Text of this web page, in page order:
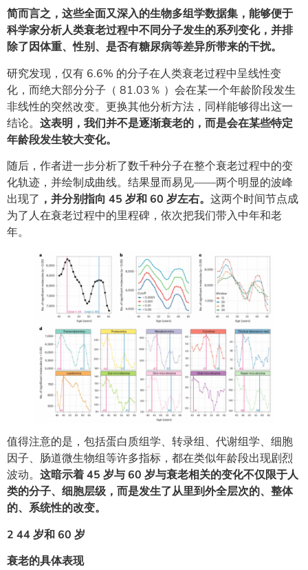
简而言之，这些全面又深入的生物多组学数据集，能够便于
科学家分析人类衰老过程中不同分子发生的系列变化，并排
除了因体重、性别、是否有糖尿病等差异所带来的干扰。
研究发现，仅有 6.6% 的分子在人类衰老过程中呈线性变
化，而绝大部分分子（ 81.03％ ）会在某一个年龄阶段发生
非线性的突然改变。更换其他分析方法，同样能够得出这一
结论。 这表明，我们并不是逐渐衰老的，而是会在某些特定
年龄段发生较大变化。
随后，作者进一步分析了数千种分子在整个衰老过程中的变
化轨迹，并绘制成曲线。结果显而易见——两个明显的波峰
出现了 ，并分别指向 45 岁和 60 岁左右。 这两个时间节点成
为了人在衰老过程中的里程碑，依次把我们带入中年和老
年。
值得注意的是，包括蛋白质组学、转录组、代谢组学、细胞
因子、肠道微生物组等许多指标，都在类似年龄段出现剧烈
波动。 这暗示着 45 岁与 60 岁与衰老相关的变化不仅限于人
类的分子、细胞层级，而是发生了从里到外全层次的、整体
的、系统性的改变。
2 44 岁和 60 岁
衰老的具体表现